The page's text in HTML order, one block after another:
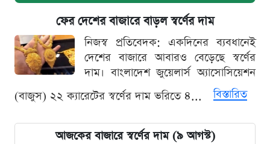
ফের দেশের বাজারে বাড়ল স্বর্ণের দাম
নিজস্ব প্রতিবেদক: একদিনের ব্যবধানেই
দেশের বাজারে আবারও বেড়েছে স্বর্ণের
দাম। বাংলাদেশ জুয়েলার্স অ্যাসোসিয়েশন
(বাজুস) ২২ ক্যারেটের স্বর্ণের দাম ভরিতে ৪...
বিস্তারিত
আজকের বাজারে স্বর্ণের দাম (৯ আগস্ট)